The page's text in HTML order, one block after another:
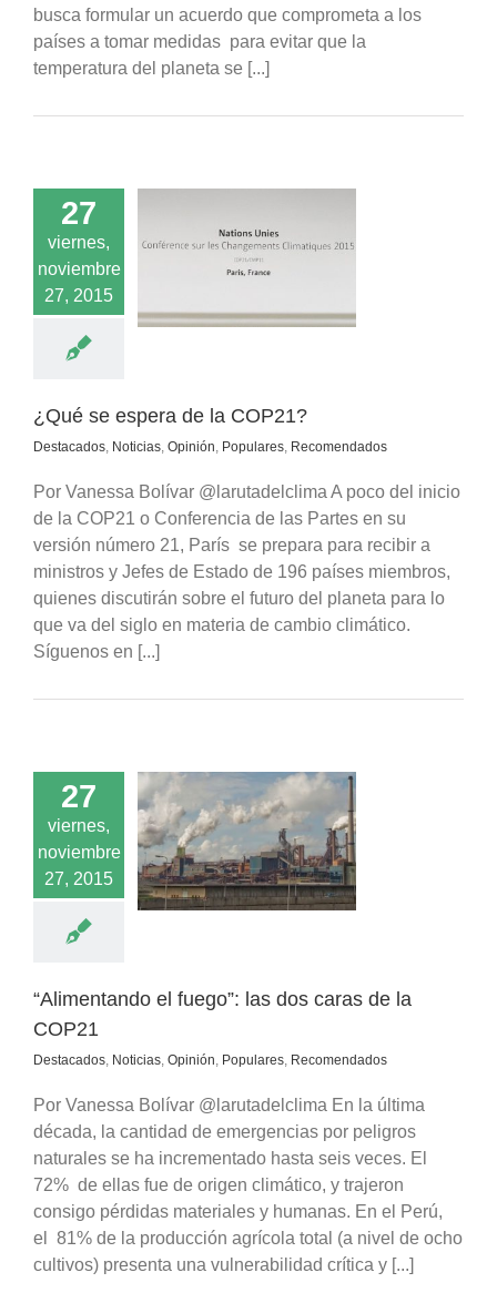
busca formular un acuerdo que comprometa a los
países a tomar medidas para evitar que la
temperatura del planeta se [...]
27
viernes,
noviembre
27, 2015
espera de la
COP21?
Noticias
Populares
¿Qué se espera de la COP21?
Destacados, Noticias, Opinión, Populares, Recomendados
Por Vanessa Bolívar @larutadelclima A poco del inicio
de la COP21 o Conferencia de las Partes en su
versión número 21, París se prepara para recibir a
ministros y Jefes de Estado de 196 países miembros,
quienes discutirán sobre el futuro del planeta para lo
que va del siglo en materia de cambio climático.
Síguenos en [...]
27
viernes,
noviembre
27, 2015
el fuego”: las
de la COP21
Noticias
Populares
“Alimentando el fuego”: las dos caras de la
COP21
Destacados, Noticias, Opinión, Populares, Recomendados
Por Vanessa Bolívar @larutadelclima En la última
década, la cantidad de emergencias por peligros
naturales se ha incrementado hasta seis veces. El
72% de ellas fue de origen climático, y trajeron
consigo pérdidas materiales y humanas. En el Perú,
el 81% de la producción agrícola total (a nivel de ocho
cultivos) presenta una vulnerabilidad crítica y [...]